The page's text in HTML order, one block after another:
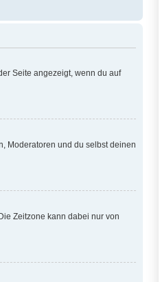
Seite angezeigt, wenn du auf
Moderatoren und du selbst deinen
Zeitzone kann dabei nur von